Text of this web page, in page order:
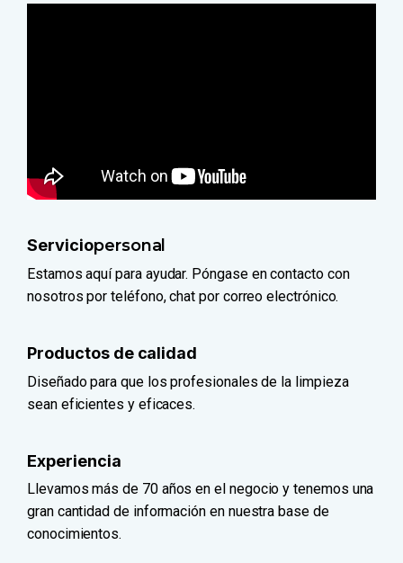
Serviciopersonal
Estamos aquí para ayudar. Póngase en contacto con
nosotros por teléfono, chat por correo electrónico.
Productos de calidad
Diseñado para que los profesionales de la limpieza
sean eficientes y eficaces.
Experiencia
Llevamos más de 70 años en el negocio y tenemos una
gran cantidad de información en nuestra base de
conocimientos.